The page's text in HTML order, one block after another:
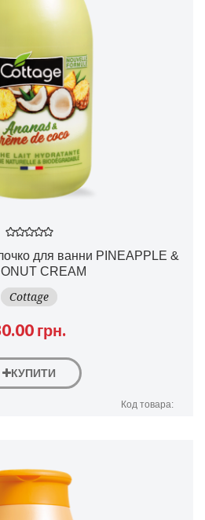
для ванни PINEAPPLE &
CREAM
Cottage
грн.
КУПИТИ
Код товара: